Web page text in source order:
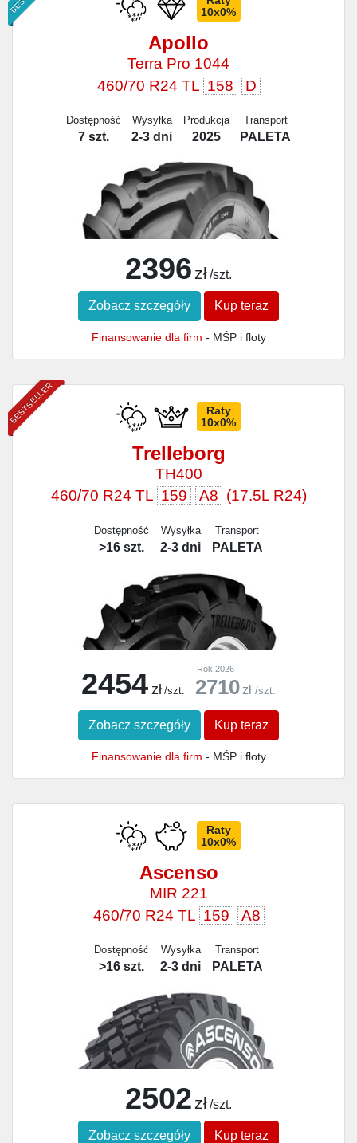
10x0%
Apollo
Terra Pro 1044
460/70 R24 TL 158 D
Dostępność
7 szt.
Wysyłka
2-3 dni
Produkcja
2025
Transport
PALETA
2396 zł/szt.
Zobacz szczegóły Kup teraz
Finansowanie dla firm - MŚP i floty
BESTSELLER
Raty
10x0%
Trelleborg
TH400
460/70 R24 TL 159 A8 (17.5L R24)
Dostępność
>16 szt.
Wysyłka
2-3 dni
Transport
PALETA
2454 zł /szt.
Rok 2026
2710 zł /szt.
Zobacz szczegóły Kup teraz
Finansowanie dla firm - MŚP i floty
Raty
10x0%
Ascenso
MIR 221
460/70 R24 TL 159 A8
Dostępność
>16 szt.
Wysyłka
2-3 dni
Transport
PALETA
2502 zł/szt.
Zobacz szczegóły Kup teraz